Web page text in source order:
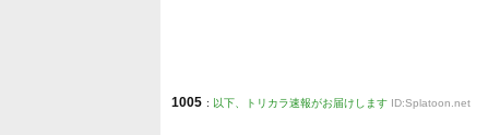
1005 : 以下、トリカラ速報がお届けします ID:Splatoon.net